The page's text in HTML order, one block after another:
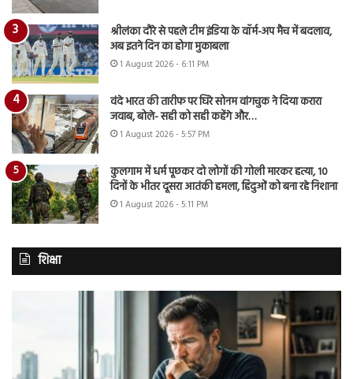
श्रीलंका दौरे से पहले टीम इंडिया के वॉर्म-अप मैच में बदलाव,
अब इतने दिन का होगा मुकाबला
1 August 2026 - 6:11 PM
वंदे भारत की तारीफ पर घिरे सोनम वांगचुक ने दिया करारा
जवाब, बोले- सही को सही कहेंगे और…
1 August 2026 - 5:57 PM
कुलगाम में धर्म पूछकर दो लोगों की गोली मारकर हत्या, 10
दिनों के भीतर दूसरा आतंकी हमला, हिंदुओं को बना रहे निशाना
1 August 2026 - 5:11 PM
शिक्षा